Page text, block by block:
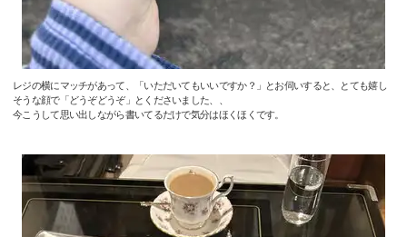
レジの横にマッチがあって、「いただいてもいいですか？」とお伺いすると、とても嬉し
そうな顔で「どうぞどうぞ」とくださいました、、
今こうして思い出しながら書いてるだけで気分はほくほくです。